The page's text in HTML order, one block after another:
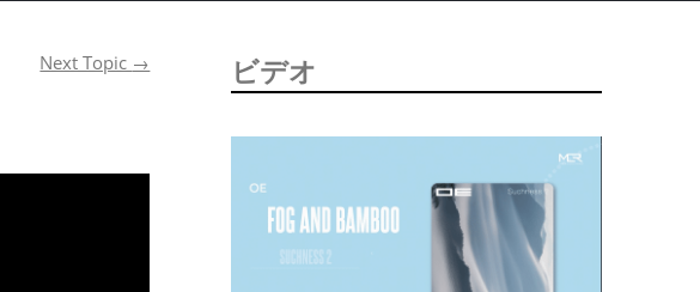
Next Topic → ビデオ